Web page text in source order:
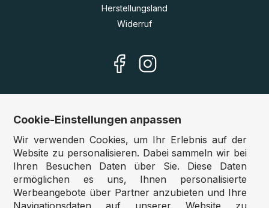
Herstellungsland
Widerruf
Unsere Shops
Deutschland:www.puzzle.de
Österreich:
www.puzzle.at
Belgien:www.puzzle.be
Großbritannien:www.jigsawpuzzle.co.uk
Cookie-Einstellungen anpassen
Wir verwenden Cookies, um Ihr Erlebnis auf der
Website zu personalisieren. Dabei sammeln wir bei
Ihren Besuchen Daten über Sie. Diese Daten
ermöglichen es uns, Ihnen personalisierte
Werbeangebote über Partner anzubieten und Ihre
Navigationsdaten auf unserer Website zu